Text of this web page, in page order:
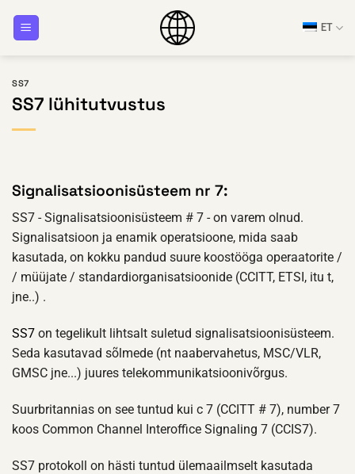
ET
SS7
SS7 lühitutvustus
Signalisatsioonisüsteem nr 7:
SS7 - Signalisatsioonisüsteem # 7 - on varem olnud.
Signalisatsioon ja enamik operatsioone, mida saab
kasutada, on kokku pandud suure koostööga operaatorite /
/ müüjate / standardiorganisatsioonide (CCITT, ETSI, itu t,
jne..) .
SS7 on tegelikult lihtsalt suletud signalisatsioonisüsteem.
Seda kasutavad sõlmede (nt naabervahetus, MSC/VLR,
GMSC jne...) juures telekommunikatsioonivõrgus.
Suurbritannias on see tuntud kui c 7 (CCITT # 7), number 7
koos Common Channel Interoffice Signaling 7 (CCIS7).
SS7 protokoll on hästi tuntud ülemaailmselt kasutada